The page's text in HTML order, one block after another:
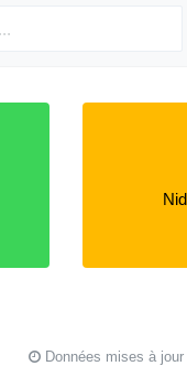
Données mises à